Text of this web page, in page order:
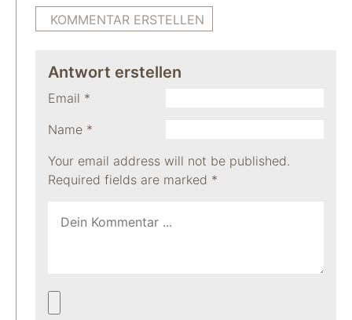
KOMMENTAR ERSTELLEN
Antwort erstellen
Your email address will not be published.
Required fields are marked *
Name *
Email *